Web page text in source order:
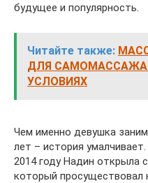
будущее и популярность.
Читайте также:
ДЛЯ
УСЛОВИЯХ
Чем именно девушка
лет – история
2014 году Надин открыла
который просуществовал